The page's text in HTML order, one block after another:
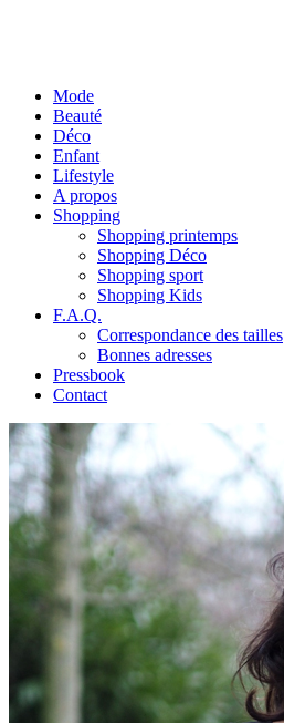
Mode
Beauté
Déco
Enfant
Lifestyle
A propos
Shopping
Shopping printemps
Shopping Déco
Shopping sport
Shopping Kids
F.A.Q.
Correspondance des tailles
Bonnes adresses
Pressbook
Contact